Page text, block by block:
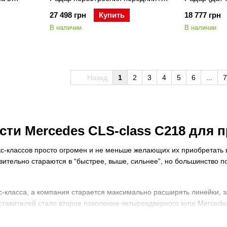
Mercedes CLS-class C218 для
классов просто огромен и не меньше желающих их приобретать
стараются в “быстрее, выше, сильнее”, но большинство
класса, а компания старается максимально расширять
стало второе поколение четырехдверного купе
CLA
/ GL
/
задний Mercedes ML/GLE W166 /
C W205 / E C207/E212 / CLS C218
/ S C217/W222
27 498 грн Купить
В наличии
Distronic
W166/C292
W205 / E
18 777 грн
В наличии
Назад 1 2 3 4 5 6